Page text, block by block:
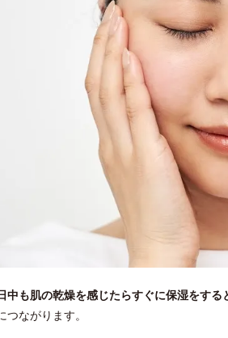
中も肌の乾燥を感じたらすぐに保湿をする
ながります。